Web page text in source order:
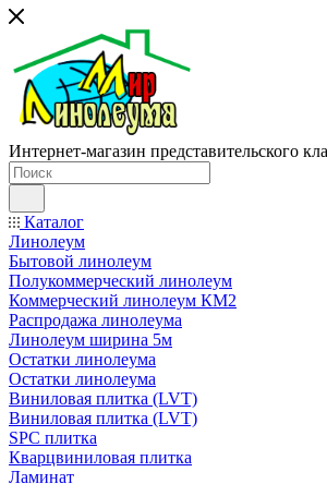
Интернет-магазин представительского
Каталог
Линолеум
Бытовой линолеум
Полукоммерческий линолеум
Коммерческий линолеум КМ2
Распродажа линолеума
Линолеум ширина 5м
Остатки линолеума
Остатки линолеума
Виниловая плитка (LVT)
Виниловая плитка (LVT)
SPC плитка
Кварцвиниловая плитка
Ламинат